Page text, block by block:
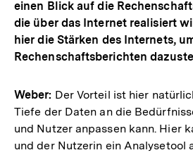
einen Blick auf die
die über das Internet realisiert
hier die Stärken des Internets,
Rechenschaftsberichten
Weber: Der Vorteil ist hier
Tiefe der Daten an die
und Nutzer anpassen kann. Hier
und der Nutzerin ein Analysetool